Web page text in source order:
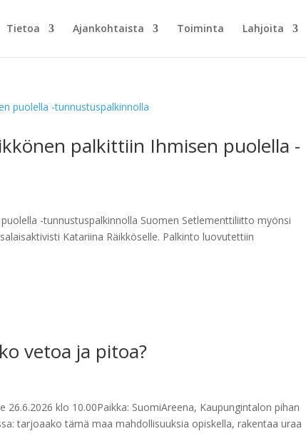
Tietoa Ajankohtaista Toiminta Lahjoita
palkittiin Ihmisen puolella -
-tunnustuspalkinnolla Suomen Setlementtiliitto myönsi
Katariina Räikköselle. Palkinto luovutettiin
vetoa ja pitoa?
klo 10.00Paikka: SuomiAreena, Kaupungintalon pihan
tarjoaako tämä maa mahdollisuuksia opiskella, rakentaa uraa